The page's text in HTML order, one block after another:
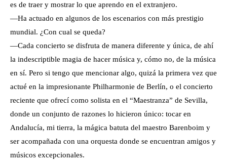
es de traer y mostrar lo que aprendo en el extranjero.
—Ha actuado en algunos de los escenarios con más prestigio
mundial. ¿Con cual se queda?
—Cada concierto se disfruta de manera diferente y única, de ahí
la indescriptible magia de hacer música y, cómo no, de la música
en sí. Pero si tengo que mencionar algo, quizá la primera vez que
actué en la impresionante Philharmonie de Berlín, o el concierto
reciente que ofrecí como solista en el “Maestranza” de Sevilla,
donde un conjunto de razones lo hicieron único: tocar en
Andalucía, mi tierra, la mágica batuta del maestro Barenboim y
ser acompañada con una orquesta donde se encuentran amigos y
músicos excepcionales.